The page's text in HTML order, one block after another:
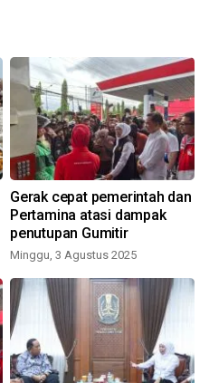
Gerak cepat pemerintah dan
Pertamina atasi dampak
penutupan Gumitir
Minggu, 3 Agustus 2025